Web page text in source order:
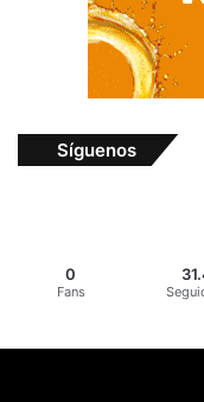
Síguenos
0
Fans